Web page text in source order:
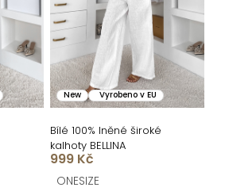
New Vyrobeno v EU
Bílé 100% lněné široké
kalhoty BELLINA
999 Kč
ONESIZE